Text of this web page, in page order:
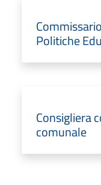
Politiche
Consigliera
comunale